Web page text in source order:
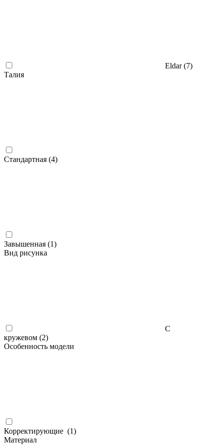
Eldar (7)
Талия
Стандартная (4)
Завышенная (1)
Вид рисунка
С
кружевом (2)
Особенность модели
Корректирующие (1)
Материал